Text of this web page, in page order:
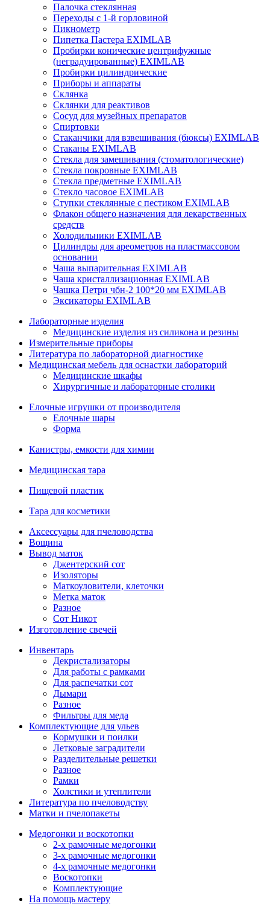
Палочка стеклянная
Переходы с 1-й горловиной
Пикнометр
Пипетка Пастера EXIMLAB
Пробирки конические центрифужные
(неградуированные) EXIMLAB
Пробирки цилиндрические
Приборы и аппараты
Склянка
Склянки для реактивов
Сосуд для музейных препаратов
Спиртовки
Стаканчики для взвешивания (бюксы) EXIMLAB
Стаканы EXIMLAB
Стекла для замешивания (стоматологические)
Стекла покровные EXIMLAB
Стекла предметные EXIMLAB
Стекло часовое EXIMLAB
Ступки стеклянные с пестиком EXIMLAB
Флакон общего назначения для лекарственных
средств
Холодильники EXIMLAB
Цилиндры для ареометров на пластмассовом
основании
Чаша выпарительная EXIMLAB
Чаша кристаллизационная EXIMLAB
Чашка Петри чбн-2 100*20 мм EXIMLAB
Эксикаторы EXIMLAB
Лабораторные изделия
Медицинские изделия из силикона и резины
Измерительные приборы
Литература по лабораторной диагностике
Медицинская мебель для оснастки лабораторий
Медицинские шкафы
Хирургичные и лабораторные столики
Елочные игрушки от производителя
Елочные шары
Форма
Канистры, емкости для химии
Медицинская тара
Пищевой пластик
Тара для косметики
Аксессуары для пчеловодства
Вощина
Вывод маток
Джентерский сот
Изоляторы
Маткоуловители, клеточки
Метка маток
Разное
Сот Никот
Изготовление свечей
Инвентарь
Декристализаторы
Для работы с рамками
Для распечатки сот
Дымари
Разное
Фильтры для меда
Комплектующие для ульев
Кормушки и поилки
Летковые заградители
Разделительные решетки
Разное
Рамки
Холстики и утеплители
Литература по пчеловодству
Матки и пчелопакеты
Медогонки и воскотопки
2-х рамочные медогонки
3-х рамочные медогонки
4-х рамочные медогонки
Воскотопки
Комплектующие
На помощь мастеру